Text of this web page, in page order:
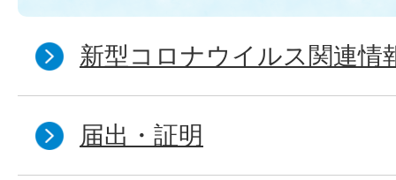
新型コロナウイルス関連情
届出・証明